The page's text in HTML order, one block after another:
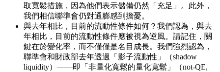
取寬鬆措施，因為他們表示儲備仍然「充足」。此外，
我們相信聯準會仍對通膨感到擔憂。
與去年相比，目前的流動性條件如何？我們認為，與去
年相比，目前的流動性條件應被視為逆風。請記住，關
鍵在於變化率，而不僅僅是名目成長。我們強烈認為，
聯準會和財政部去年透過「影子流動性」（shadow
liquidity）——即「非量化寬鬆的量化寬鬆」（not-QE,